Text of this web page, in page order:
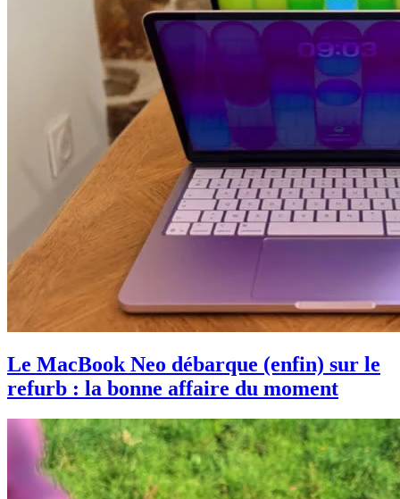
Le MacBook Neo débarque (enfin) sur le
refurb : la bonne affaire du moment